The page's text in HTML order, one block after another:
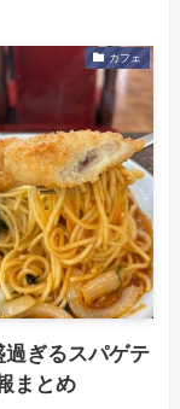
カフェ
ぎるスパゲテ
まとめ